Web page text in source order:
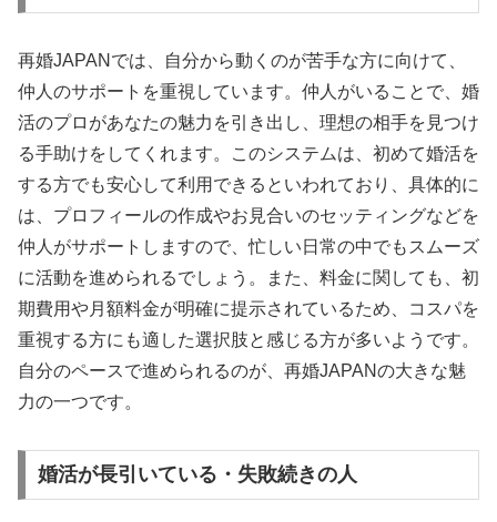
再婚JAPANでは、自分から動くのが苦手な方に向けて、
仲人のサポートを重視しています。仲人がいることで、婚
活のプロがあなたの魅力を引き出し、理想の相手を見つけ
る手助けをしてくれます。このシステムは、初めて婚活を
する方でも安心して利用できるといわれており、具体的に
は、プロフィールの作成やお見合いのセッティングなどを
仲人がサポートしますので、忙しい日常の中でもスムーズ
に活動を進められるでしょう。また、料金に関しても、初
期費用や月額料金が明確に提示されているため、コスパを
重視する方にも適した選択肢と感じる方が多いようです。
自分のペースで進められるのが、再婚JAPANの大きな魅
力の一つです。
婚活が長引いている・失敗続きの人